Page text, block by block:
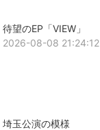
待望のEP「VIEW」
2026-08-08 21:24:12
埼玉公演の模様